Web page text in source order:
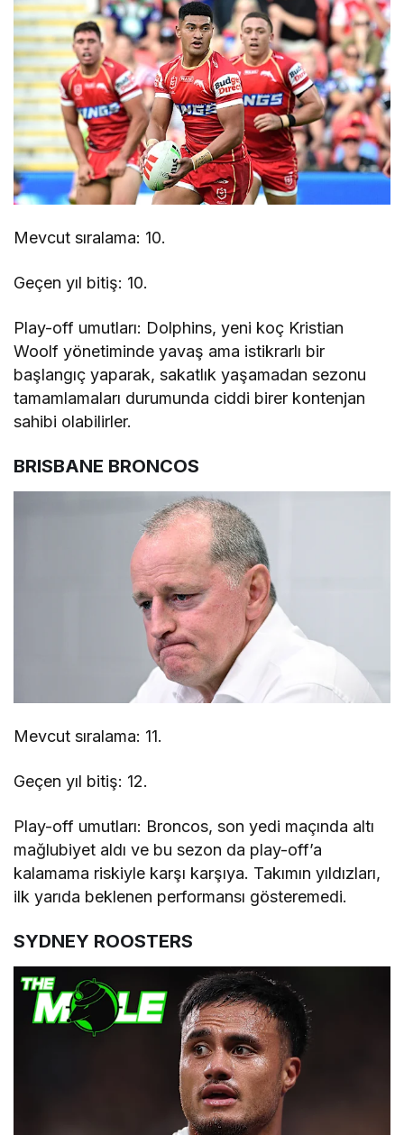
Mevcut sıralama: 10.
Geçen yıl bitiş: 10.
Play-off umutları: Dolphins, yeni koç Kristian
Woolf yönetiminde yavaş ama istikrarlı bir
başlangıç yaparak, sakatlık yaşamadan sezonu
tamamlamaları durumunda ciddi birer kontenjan
sahibi olabilirler.
BRISBANE BRONCOS
Mevcut sıralama: 11.
Geçen yıl bitiş: 12.
Play-off umutları: Broncos, son yedi maçında altı
mağlubiyet aldı ve bu sezon da play-off’a
kalamama riskiyle karşı karşıya. Takımın yıldızları,
ilk yarıda beklenen performansı gösteremedi.
SYDNEY ROOSTERS